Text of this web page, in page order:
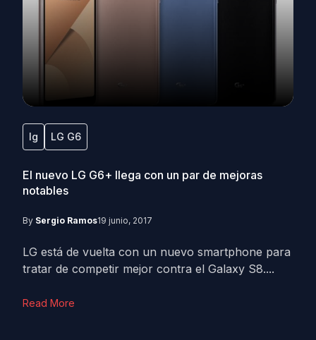
lg LG G6
El nuevo LG G6+ llega con un par de mejoras
notables
By Sergio Ramos19 junio, 2017
LG está de vuelta con un nuevo smartphone para
tratar de competir mejor contra el Galaxy S8....
Read More